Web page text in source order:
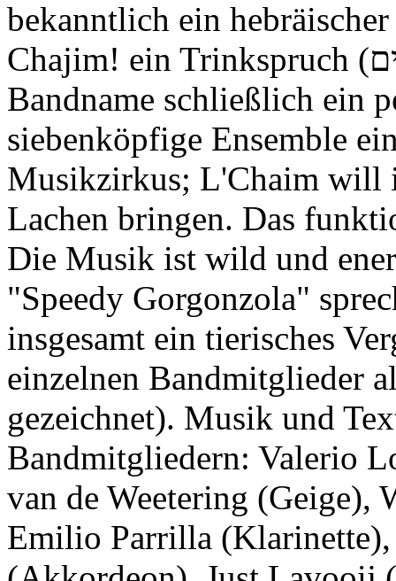
Bandname schließlich ein
siebenköpfige Ensemble
Musikzirkus; L'Chaim will
Lachen bringen. Das
Die Musik ist wild und
"Speedy Gorgonzola"
insgesamt ein tierisches
einzelnen Bandmitglieder
gezeichnet). Musik und
Bandmitgliedern: Valerio
van de Weetering
Emilio Parrilla